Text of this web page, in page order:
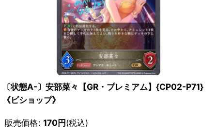
〔状態A-〕安部菜々【GR・プレミアム】{CP02-P71}
《ビショップ》
販売価格: 170円(税込)